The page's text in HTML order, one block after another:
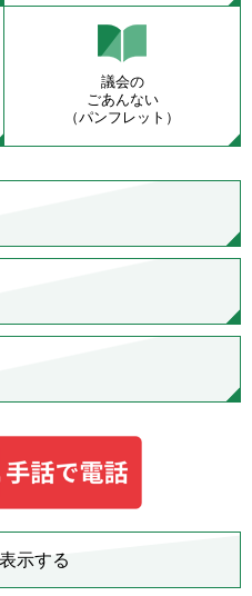
議会の
ごあんない
（パンフレット）
示する